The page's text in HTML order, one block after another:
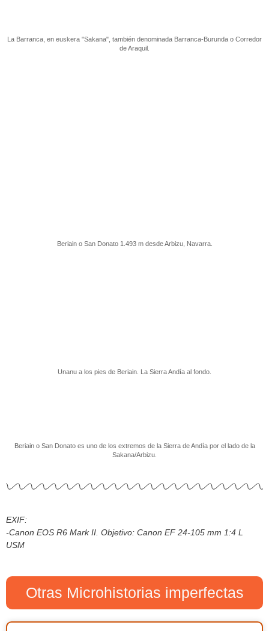
La Barranca, en euskera "Sakana", también denominada Barranca-Burunda o Corredor
de Araquil.
Beriain o San Donato 1.493 m desde Arbizu, Navarra.
Unanu a los pies de Beriain. La Sierra Andía al fondo.
Beriain o San Donato es uno de los extremos de la Sierra de Andía por el lado de la
Sakana/Arbizu.
EXIF:
-Canon EOS R6 Mark II. Objetivo: Canon EF 24-105 mm 1:4 L
USM
Otras Microhistorias imperfectas